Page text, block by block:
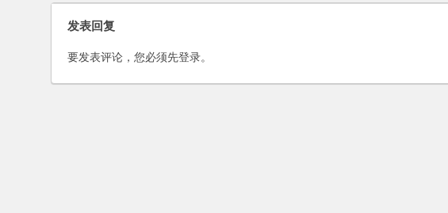
发表回复
要发表评论，您必须先登录。